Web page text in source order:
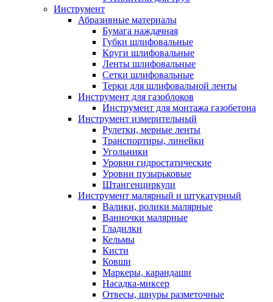
Инструмент
Абразивные материалы
Бумага наждачная
Губки шлифовальные
Круги шлифовальные
Ленты шлифовальные
Сетки шлифовальные
Терки для шлифовальной ленты
Инструмент для газоблоков
Инструмент для монтажа газобетона
Инструмент измерительный
Рулетки, мерные ленты
Транспортиры, линейки
Угольники
Уровни гидростатические
Уровни пузырьковые
Штангенциркули
Инструмент малярный и штукатурный
Валики, ролики малярные
Ванночки малярные
Гладилки
Кельмы
Кисти
Ковши
Маркеры, карандаши
Насадка-миксер
Отвесы, шнуры разметочные